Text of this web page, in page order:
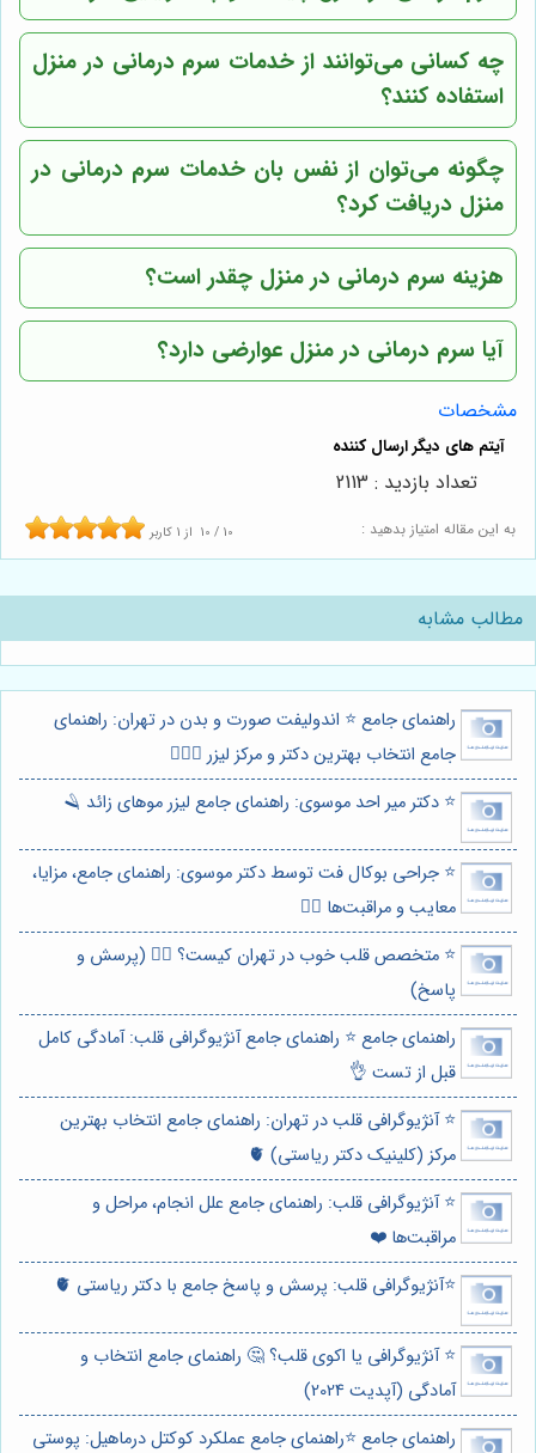
چه کسانی می‌توانند از خدمات سرم درمانی در منزل
استفاده کنند؟
چگونه می‌توان ازنفس بان خدمات سرم درمانی در
منزل دریافت کرد؟
هزینه سرم درمانی در منزل چقدر است؟
آیا سرم درمانی در منزل عوارضی دارد؟
مشخصات
به این مقاله امتیاز بدهید : 10 / 10 از 1 کاربر
تعداد بازدید : 2113
مطالب مشابه
راهنمای جامع ⭐️ اندولیفت صورت و بدن در تهران: راهنمای
جامع انتخاب بهترین دکتر و مرکز لیزر 👩🏻‍⚕️
⭐️ دکتر میر احد موسوی: راهنمای جامع لیزر موهای زائد 🪒
⭐️ جراحی بوکال فت توسط دکتر موسوی: راهنمای جامع، مزایا،
معایب و مراقبت‌ها 👨‍⚕️
⭐️ متخصص قلب خوب در تهران کیست؟ 👨‍⚕️ (پرسش و
پاسخ)
راهنمای جامع ⭐️ راهنمای جامع آنژیوگرافی قلب: آمادگی کامل
قبل از تست 👌
⭐️ آنژیوگرافی قلب در تهران: راهنمای جامع انتخاب بهترین
مرکز (کلینیک دکتر ریاستی) 🫀
⭐️ آنژیوگرافی قلب: راهنمای جامع علل انجام، مراحل و
مراقبت‌ها ❤️
⭐️آنژیوگرافی قلب: پرسش و پاسخ جامع با دکتر ریاستی 🫀
⭐️ آنژیوگرافی یا اکوی قلب؟ 🤔 راهنمای جامع انتخاب و
آمادگی (آپدیت 2024)
راهنمای جامع ⭐️راهنمای جامع عملکرد کوکتل درماهیل: پوستی